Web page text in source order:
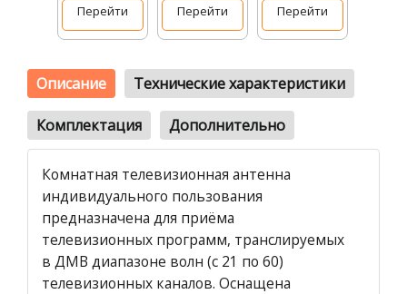
Перейти Перейти Перейти
Описание Технические характеристики
Комплектация Дополнительно
Комнатная телевизионная антенна
индивидуального пользования
предназначена для приёма
телевизионных программ, транслируемых
в ДМВ диапазоне волн (с 21 по 60)
телевизионных каналов. Оснащена